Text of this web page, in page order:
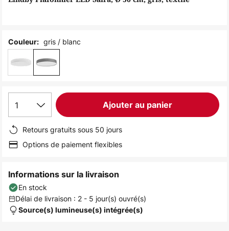
Couleur: gris / blanc
1 Ajouter au panier
Retours gratuits sous 50 jours
Options de paiement flexibles
Informations sur la livraison
En stock
Délai de livraison : 2 - 5 jour(s) ouvré(s)
Source(s) lumineuse(s) intégrée(s)